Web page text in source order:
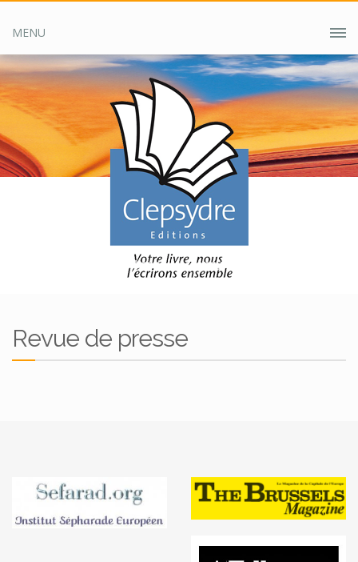
MENU
Accueil Clepsydre ?
Revue de presse